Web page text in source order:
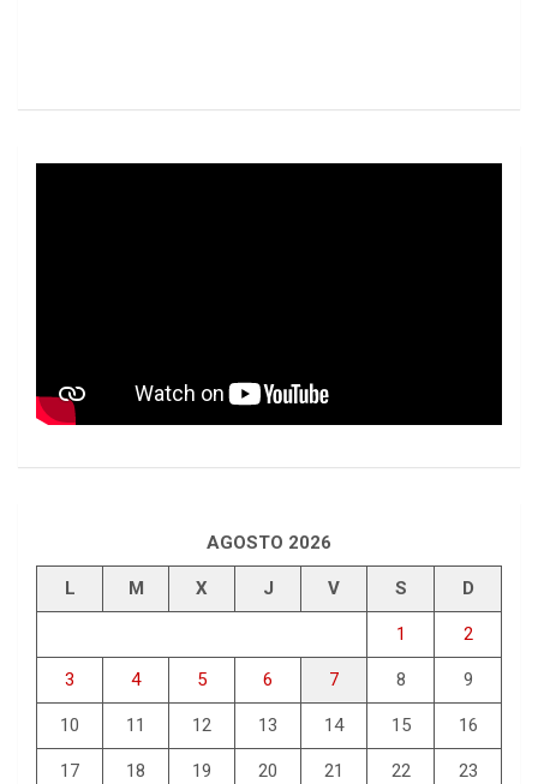
AGOSTO 2026
L M X J V S D
1 2
3 4 5 6 7 8 9
10 11 12 13 14 15 16
17 18 19 20 21 22 23